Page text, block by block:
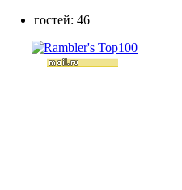
гостей: 46